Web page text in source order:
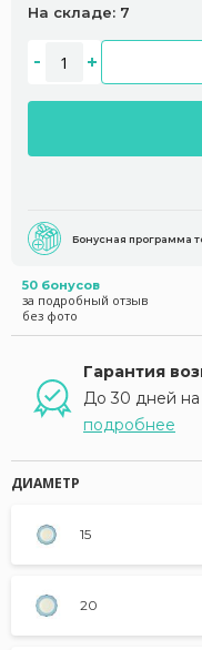
На складе: 7
Бонусная программа
50 бонусов
за подробный отзыв
без фото
Гарантия
До 30 дней на
подробнее
ДИАМЕТР
15
20